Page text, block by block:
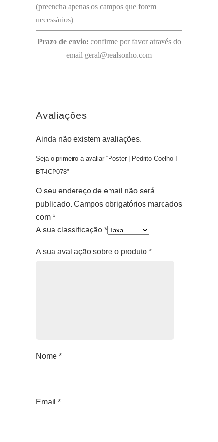
(preencha apenas os campos que forem
necessários)
Prazo de envio: confirme por favor através do
email geral@realsonho.com
Avaliações
Ainda não existem avaliações.
Seja o primeiro a avaliar “Poster | Pedrito Coelho I
BT-ICP078”
O seu endereço de email não será
publicado. Campos obrigatórios marcados
com *
A sua classificação *
A sua avaliação sobre o produto *
Nome *
Email *